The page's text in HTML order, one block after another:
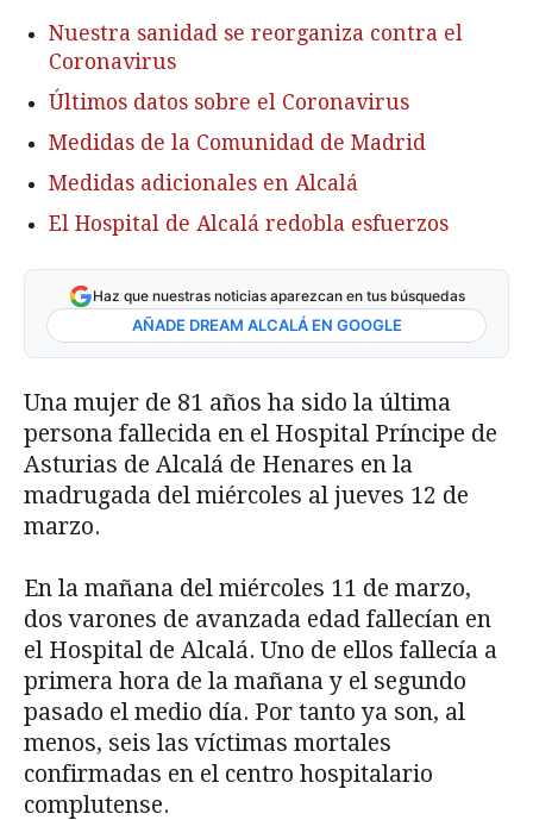
Nuestra sanidad se reorganiza contra el
Coronavirus
Últimos datos sobre el Coronavirus
Medidas de la Comunidad de Madrid
Medidas adicionales en Alcalá
El Hospital de Alcalá redobla esfuerzos
Haz que nuestras noticias aparezcan en tus búsquedas
AÑADE DREAM ALCALÁ EN GOOGLE
Una mujer de 81 años ha sido la última
persona fallecida en el Hospital Príncipe de
Asturias de Alcalá de Henares en la
madrugada del miércoles al jueves 12 de
marzo.
En la mañana del miércoles 11 de marzo,
dos varones de avanzada edad fallecían en
el Hospital de Alcalá. Uno de ellos fallecía a
primera hora de la mañana y el segundo
pasado el medio día. Por tanto ya son, al
menos, seis las víctimas mortales
confirmadas en el centro hospitalario
complutense.